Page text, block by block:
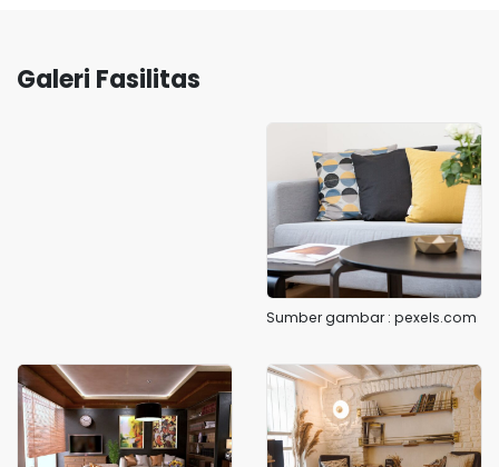
Galeri Fasilitas
Sumber gambar : pexels.com